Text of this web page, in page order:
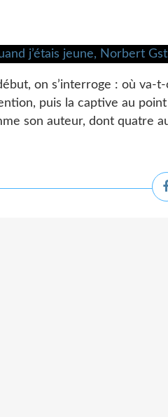
on s’interroge : où va-
puis la captive au
son auteur, dont quatre